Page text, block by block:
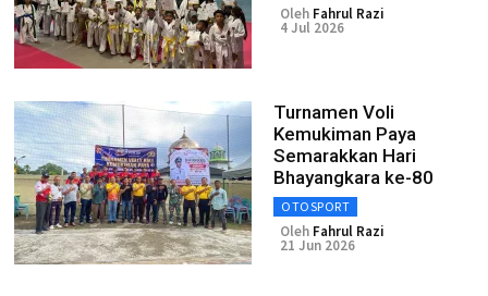
Oleh Fahrul Razi
4 Jul 2026
Turnamen Voli
Kemukiman Paya
Semarakkan Hari
Bhayangkara ke-80
OTOSPORT
Oleh Fahrul Razi
21 Jun 2026